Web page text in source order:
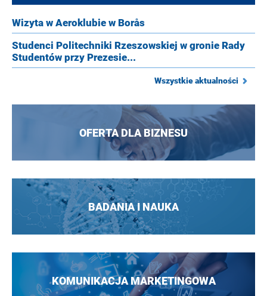
Wizyta w Aeroklubie w Borås
Studenci Politechniki Rzeszowskiej w gronie Rady
Studentów przy Prezesie...
Wszystkie aktualności
OFERTA DLA BIZNESU
BADANIA I NAUKA
KOMUNIKACJA MARKETINGOWA